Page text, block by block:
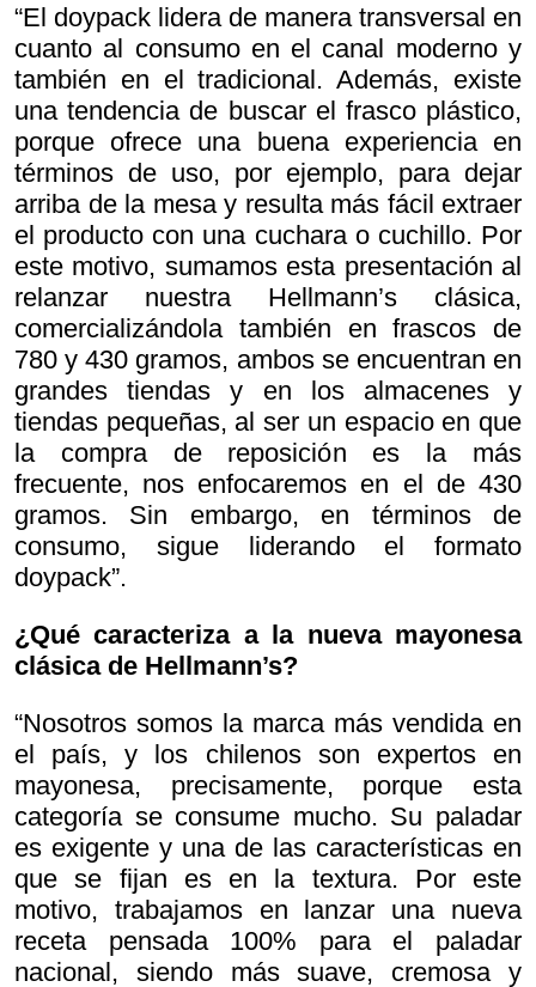
“El doypack lidera de manera transversal en
cuanto al consumo en el canal moderno y
también en el tradicional. Además, existe
una tendencia de buscar el frasco plástico,
porque ofrece una buena experiencia en
términos de uso, por ejemplo, para dejar
arriba de la mesa y resulta más fácil extraer
el producto con una cuchara o cuchillo. Por
este motivo, sumamos esta presentación al
relanzar nuestra Hellmann’s clásica,
comercializándola también en frascos de
780 y 430 gramos, ambos se encuentran en
grandes tiendas y en los almacenes y
tiendas pequeñas, al ser un espacio en que
la compra de reposición es la más
frecuente, nos enfocaremos en el de 430
gramos. Sin embargo, en términos de
consumo, sigue liderando el formato
doypack”.
¿Qué caracteriza a la nueva mayonesa
clásica de Hellmann’s?
“Nosotros somos la marca más vendida en
el país, y los chilenos son expertos en
mayonesa, precisamente, porque esta
categoría se consume mucho. Su paladar
es exigente y una de las características en
que se fijan es en la textura. Por este
motivo, trabajamos en lanzar una nueva
receta pensada 100% para el paladar
nacional, siendo más suave, cremosa y